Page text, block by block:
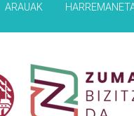
ARAUAK